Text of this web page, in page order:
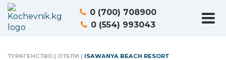
0 (700) 708900
0 (554) 993043
ТУРАГЕНСТВО | ОТЕЛИ | ISAWANYA BEACH RESORT